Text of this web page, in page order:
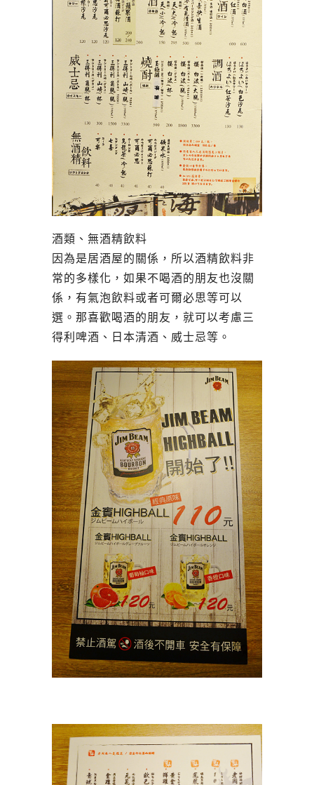
酒類、無酒精飲料
因為是居酒屋的關係，所以酒精飲料非
常的多樣化，如果不喝酒的朋友也沒關
係，有氣泡飲料或者可爾必思等可以
選。那喜歡喝酒的朋友，就可以考慮三
得利啤酒、日本清酒、威士忌等。